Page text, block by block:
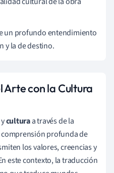
un profundo entendimiento
y la de destino.
Arte con la Cultura
yculturaa través de la
profunda de
los valores, creencias y
este contexto, la traducción